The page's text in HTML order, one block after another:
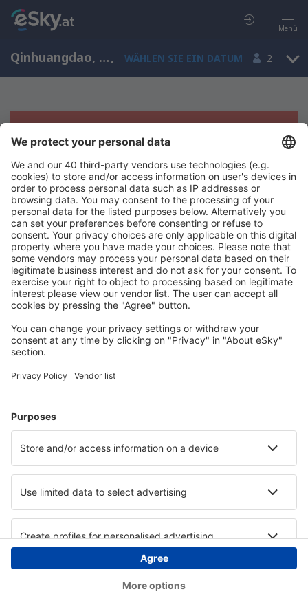
Menü
Qinhuangdao, Hebei, China, WÄHLEN SIE EIN DATUM 2
Es tut uns leid, wir können keine
Ergebnisse aufzeigen
Bitte starten Sie Ihre Suche erneut mit anderen Suchkriterien.
Copyright © eSky.at. Alle Rechte vorbehalten.